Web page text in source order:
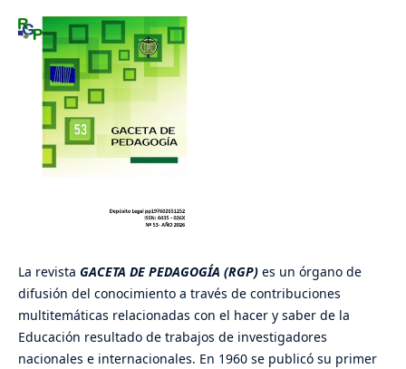
La revista GACETA DE PEDAGOGÍA (RGP) es un órgano de
difusión del conocimiento a través de contribuciones
multitemáticas relacionadas con el hacer y saber de la
Educación resultado de trabajos de investigadores
nacionales e internacionales. En 1960 se publicó su primer